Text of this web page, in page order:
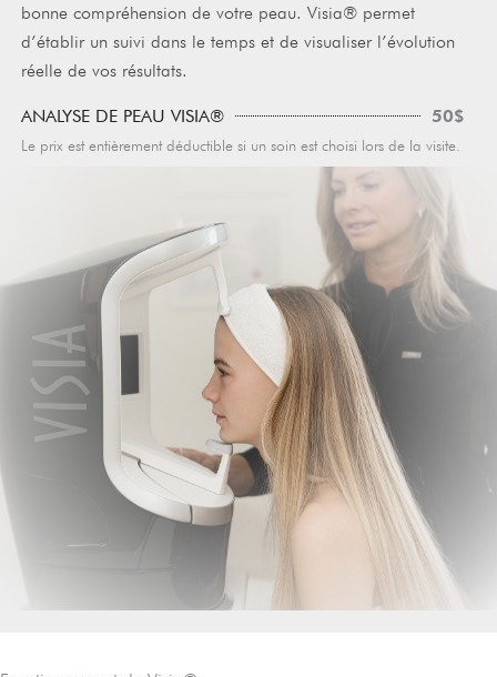
bonne compréhension de votre peau. Visia® permet
d’établir un suivi dans le temps et de visualiser l’évolution
réelle de vos résultats.
ANALYSE DE PEAU VISIA® 50$
Le prix est entièrement déductible si un soin est choisi lors de la visite.